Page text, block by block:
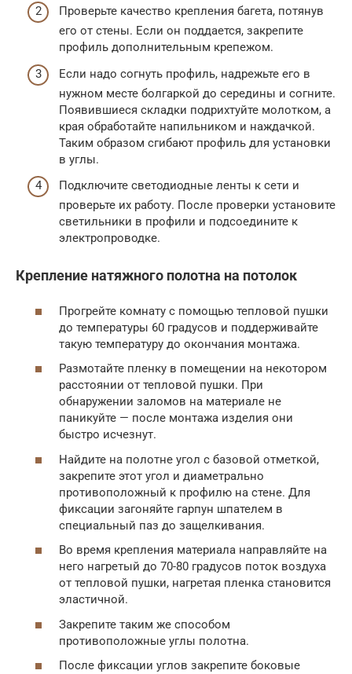
Проверьте качество крепления багета, потянув
его от стены. Если он поддается, закрепите
профиль дополнительным крепежом.
Если надо согнуть профиль, надрежьте его в
нужном месте болгаркой до середины и согните.
Появившиеся складки подрихтуйте молотком, а
края обработайте напильником и наждачкой.
Таким образом сгибают профиль для установки
в углы.
Подключите светодиодные ленты к сети и
проверьте их работу. После проверки установите
светильники в профили и подсоедините к
электропроводке.
Крепление натяжного полотна на потолок
Прогрейте комнату с помощью тепловой пушки
до температуры 60 градусов и поддерживайте
такую температуру до окончания монтажа.
Размотайте пленку в помещении на некотором
расстоянии от тепловой пушки. При
обнаружении заломов на материале не
паникуйте — после монтажа изделия они
быстро исчезнут.
Найдите на полотне угол с базовой отметкой,
закрепите этот угол и диаметрально
противоположный к профилю на стене. Для
фиксации загоняйте гарпун шпателем в
специальный паз до защелкивания.
Во время крепления материала направляйте на
него нагретый до 70-80 градусов поток воздуха
от тепловой пушки, нагретая пленка становится
эластичной.
Закрепите таким же способом
противоположные углы полотна.
После фиксации углов закрепите боковые